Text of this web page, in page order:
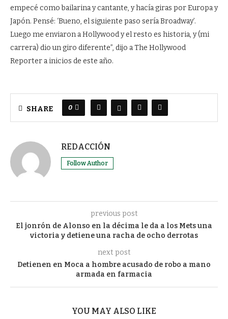
empecé como bailarina y cantante, y hacía giras por Europa y
Japón. Pensé: ‘Bueno, el siguiente paso sería Broadway’.
Luego me enviaron a Hollywood y el resto es historia, y (mi
carrera) dio un giro diferente”, dijo a The Hollywood
Reporter a inicios de este año.
SHARE 0
REDACCIÓN
Follow Author
previous post
El jonrón de Alonso en la décima le da a los Mets una
victoria y detiene una racha de ocho derrotas
next post
Detienen en Moca a hombre acusado de robo a mano
armada en farmacia
YOU MAY ALSO LIKE